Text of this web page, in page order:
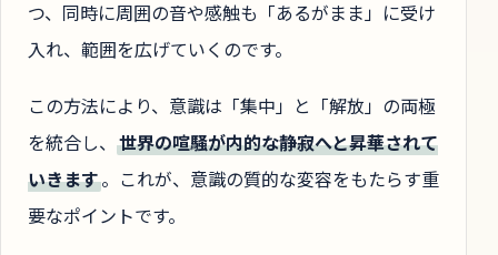
つ、同時に周囲の音や感触も「あるがまま」に受け
入れ、範囲を広げていくのです。
この方法により、意識は「集中」と「解放」の両極
を統合し、 世界の喧騒が内的な静寂へと昇華されて
いきます。これが、意識の質的な変容をもたらす重
要なポイントです。